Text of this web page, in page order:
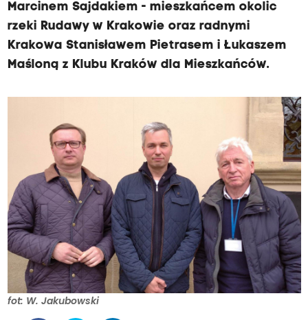
Marcinem Sajdakiem - mieszkańcem okolic
rzeki Rudawy w Krakowie oraz radnymi
Krakowa Stanisławem Pietrasem i Łukaszem
Maśloną z Klubu Kraków dla Mieszkańców.
fot: W. Jakubowski